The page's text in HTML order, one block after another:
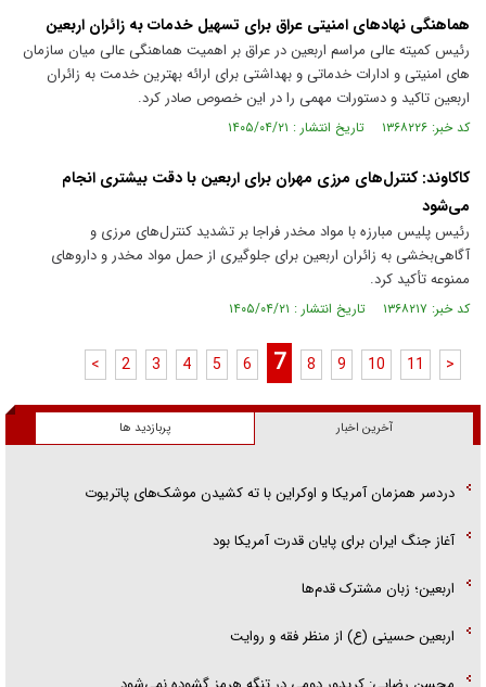
هماهنگی نهادهای امنیتی عراق برای تسهیل خدمات به زائران اربعین
رئیس کمیته عالی مراسم اربعین در عراق بر اهمیت هماهنگی عالی میان سازمان
های امنیتی و ادارات خدماتی و بهداشتی برای ارائه بهترین خدمت به زائران
اربعین تاکید و دستورات مهمی را در این خصوص صادر کرد.
کد خبر: ۱۳۶۸۲۲۶ تاریخ انتشار : ۱۴۰۵/۰۴/۲۱
کاکاوند: کنترل‌های مرزی مهران برای اربعین با دقت بیشتری انجام
می‌شود
رئیس پلیس مبارزه با مواد مخدر فراجا بر تشدید کنترل‌های مرزی و
آگاهی‌بخشی به زائران اربعین برای جلوگیری از حمل مواد مخدر و داروهای
ممنوعه تأکید کرد.
کد خبر: ۱۳۶۸۲۱۷ تاریخ انتشار : ۱۴۰۵/۰۴/۲۱
< 2 3 4 5 6 7 8 9 10 11 >
آخرین اخبار پربازدید ها
دردسر همزمان آمریکا و اوکراین با ته کشیدن موشک‌های پاتریوت
آغاز جنگ ایران برای پایان قدرت آمریکا بود
اربعین؛ زبان مشترک قدم‌ها
اربعین حسینی (ع) از منظر فقه و روایت